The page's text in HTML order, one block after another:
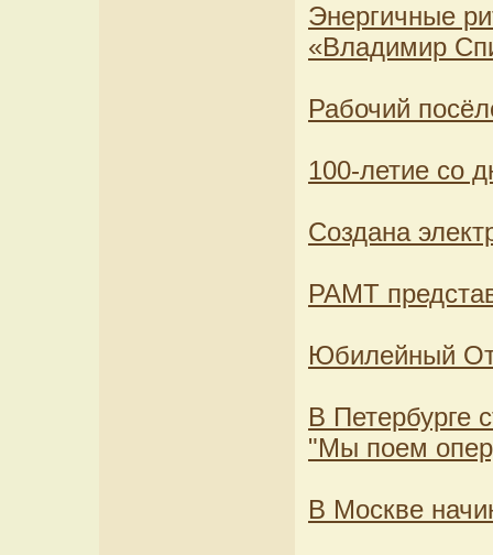
Энергичные
«Владимир
Рабочий
100-летие со
Создана
РАМТ
Юбилейный
В Петербурге
"Мы поем
В Москве